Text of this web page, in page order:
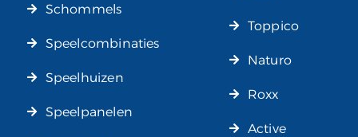
Schommels
Speelcombinaties
Speelhuizen
Speelpanelen
Toppico
Naturo
Roxx
Active